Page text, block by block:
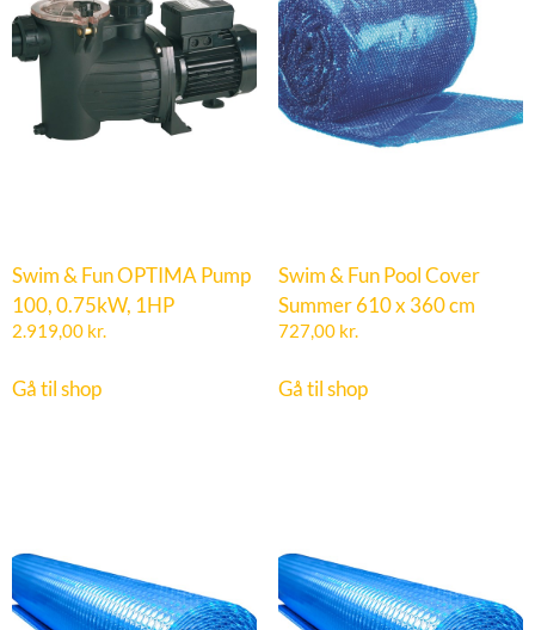
Swim & Fun OPTIMA Pump
100, 0.75kW, 1HP
2.919,00 kr.
Gå til shop
Swim & Fun Pool Cover
Summer 610 x 360 cm
727,00 kr.
Gå til shop